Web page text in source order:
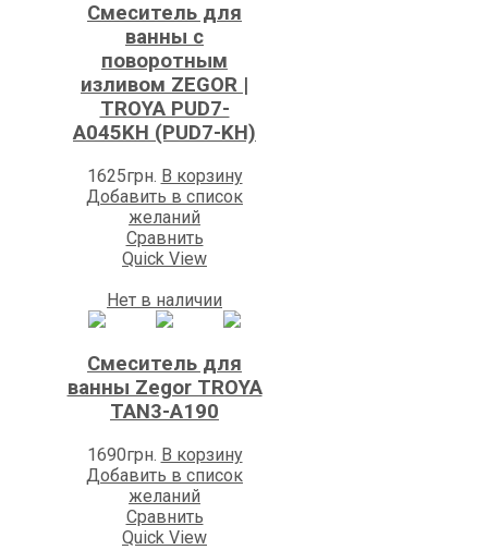
Смеситель для
ванны с
поворотным
изливом ZEGOR |
TROYA PUD7-
A045KH (PUD7-KH)
1625грн. В корзину
Добавить в список
желаний
Сравнить
Quick View
Нет в наличии
Смеситель для
ванны Zegor TROYA
TAN3-A190
1690грн. В корзину
Добавить в список
желаний
Сравнить
Quick View